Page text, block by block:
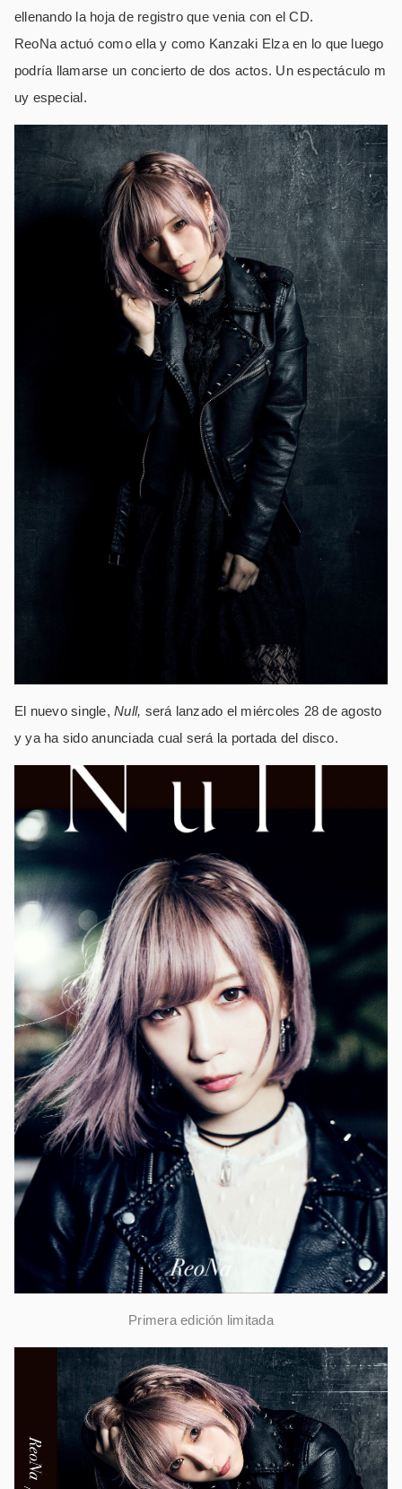
ellenando la hoja de registro que venia con el CD.
ReoNa actuó como ella y como Kanzaki Elza en lo que luego
podría llamarse un concierto de dos actos. Un espectáculo m
uy especial.
El nuevo single, Null, será lanzado el miércoles 28 de agosto
y ya ha sido anunciada cual será la portada del disco.
Primera edición limitada